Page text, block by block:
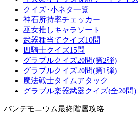
クイズ･小ネタ一覧
神石所持率チェッカー
巫女推しキャラソート
武器種当てクイズ10問
四騎士クイズ15問
グラブルクイズ20問(第2弾)
グラブルクイズ20問(第1弾)
魔法戦士タイムアタック
グラブル楽器武器クイズ(全20問)
パンデモニウム最終階層攻略